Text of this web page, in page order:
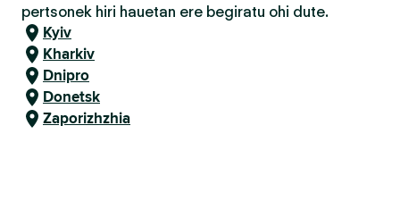
pertsonek hiri hauetan ere begiratu ohi dute.
Kyiv
Kharkiv
Dnipro
Donetsk
Zaporizhzhia